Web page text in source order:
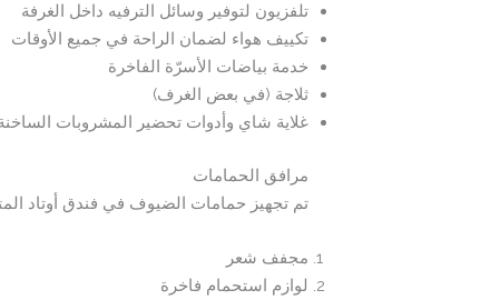
تلفزيون لتوفير وسائل الترفيه داخل الغرفة
تكييف هواء لضمان الراحة في جميع الأوقات
خدمة بياضات الأسرّة الفاخرة
ثلاجة (في بعض الغرف)
غلاية شاي وأدوات تحضير المشروبات
مرافق الحمامات
تم تجهيز حمامات الضيوف في فندق أوتاد
مجفف شعر
لوازم استحمام فاخرة